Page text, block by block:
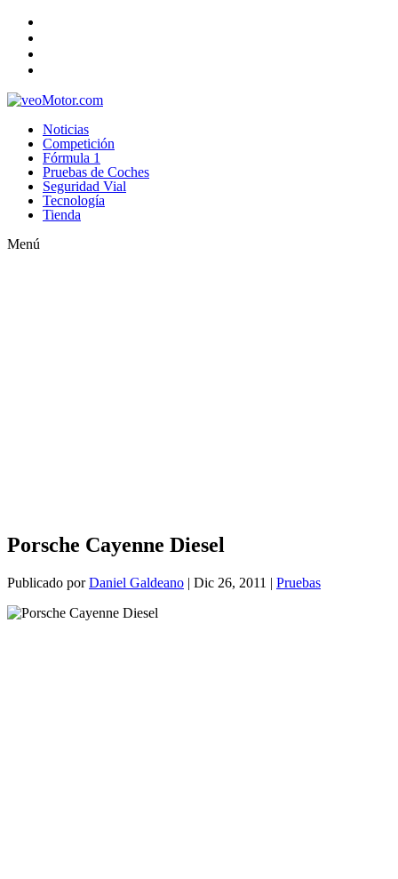
Noticias
Competición
Fórmula 1
Pruebas de Coches
Seguridad Vial
Tecnología
Tienda
Menú
Porsche Cayenne Diesel
Publicado porDaniel Galdeano | Dic 26, 2011 | Pruebas